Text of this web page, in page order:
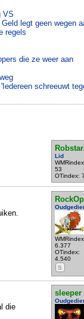
VS
legt geen wegen
regels
die ze weer aan
schreeuwt
Lid
53
OTindex:
6.377
OTindex:
4.540
S
sleeper
die